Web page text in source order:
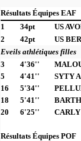
Résultats Équipes EAF
1
34pt US
2
42pt US
Eveils athlétiques filles
3
4'36''
5
4'41'' SYTY
16
5'34''
18
5'41''
20
6'25''
Résultats Équipes POF